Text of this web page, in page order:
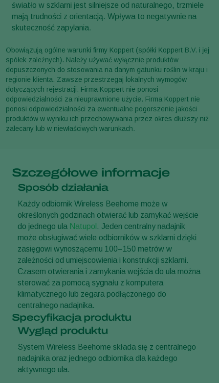
światło w szklarni jest silniejsze od naturalnego, trzmiele
mają trudności z orientacją. Wpływa to negatywnie na
skuteczność zapylania.
Obowiązują ogólne warunki firmy Koppert (spółki Koppert B.V. i jej
spółek zależnych). Należy używać wyłącznie produktów
dopuszczonych do stosowania na danym gatunku roślin w kraju i
regionie klienta. Zawsze przestrzegaj lokalnych wymogów
dotyczących rejestracji. Firma Koppert nie ponosi
odpowiedzialności za nieuprawnione użycie. Firma Koppert nie
ponosi odpowiedzialności za ewentualne pogorszenie jakości
produktów w wyniku ich przechowywania przez okres dłuższy niż
zalecany lub w niewłaściwych warunkach.
Szczegółowe informacje
Sposób działania
Każdy odbiornik Wireless Beehome może w
określonych godzinach otwierać lub zamykać wejście
do jednego ula Natupol . Jeden centralny nadajnik
może obsługiwać wiele odbiorników w szklarni dzięki
zasięgowi wynoszącemu 100–150 metrów w
zależności od umiejscowienia i konstrukcji szklarni.
Czasem otwierania i zamykania wejścia do ula można
sterować za pomocą sygnału z komputera
klimatycznego lub zegara podłączonego do
centralnego nadajnika.
Specyfikacja produktu
Wygląd produktu
System Wireless Beehome składa się z centralnego
nadajnika oraz jednego odbiornika dla każdego
aktywnego ula.